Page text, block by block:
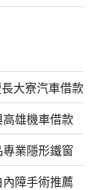
大寮汽車借款
雄機車借款
業隱形鐵窗
障手術推薦